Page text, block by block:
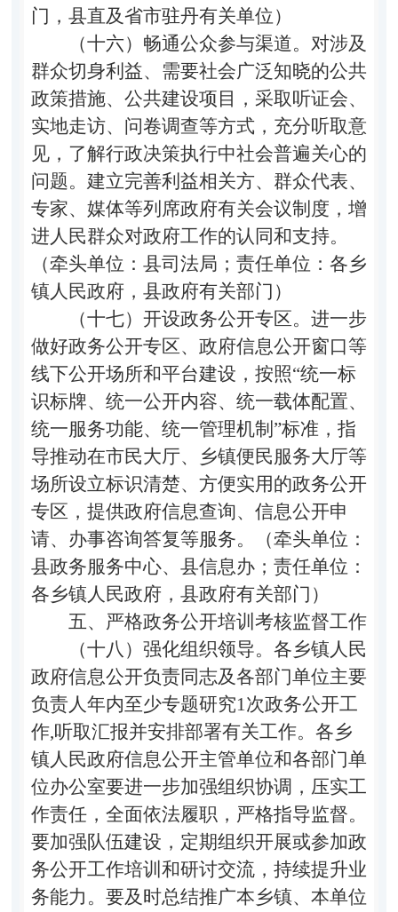
门，县直及省市驻丹有关单位 ）
（十六）畅通公众参与渠道。 对涉及
群众切身利益、需要社会广泛知晓的公共
政策措施、公共建设项目，采取听证会、
实地走访、问卷调查等方式，充分听取意
见，了解行政决策执行中社会普遍关心的
问题。建立完善利益相关方、群众代表、
专家、媒体等列席政府有关会议制度，增
进人民群众对政府工作的认同和支持。
（牵头单位：县司法局；责任单位：各乡
镇人民政府，县政府有关部门）
（十七）开设政务公开专区。 进一步
做好政务公开专区、政府信息公开窗口等
线下公开场所和平台建设，按照“统一标
识标牌、统一公开内容、统一载体配置、
统一服务功能、统一管理机制 ”标准，指
导推动在市民大厅、乡镇便民服务大厅等
场所设立标识清楚、方便实用的政务公开
专区，提供政府信息查询、信息公开申
请、办事咨询答复等服务。（牵头单位：
县政务服务中心、县信息办；责任单位：
各乡镇人民政府，县政府有关部门）
五、严格政务公开培训考核监督工作
（十八）强化组织领导。 各乡镇人民
政府信息公开负责同志及各部门单位主要
负责人年内至少专题研究1 次政务公开工
作,听取汇报并安排部署有关工作。各乡
镇人民政府信息公开主管单位和各部门单
位办公室要进一步加强组织协调，压实工
作责任，全面依法履职，严格指导监督。
要加强队伍建设，定期组织开展或参加政
务公开工作培训和研讨交流，持续提升业
务能力。要及时总结推广本乡镇、本单位